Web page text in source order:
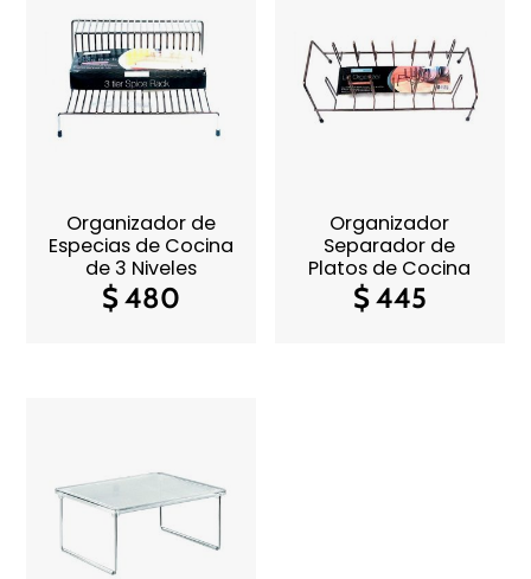
Organizador de
Especias de Cocina
de 3 Niveles
$480
Organizador
Separador de
Platos de Cocina
$445